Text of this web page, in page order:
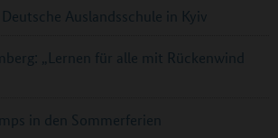
Auslandsschule in Kyiv
„Lernen für alle mit Rückenwind
in den Sommerferien